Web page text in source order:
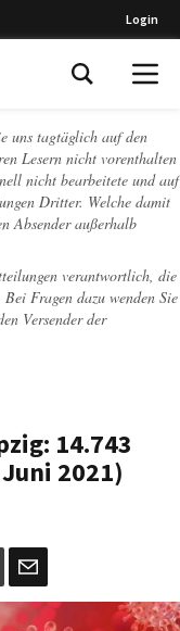
Login
uns tagtäglich auf den
Lesern nicht vorenthalten
nicht bearbeitete und auf
Dritter. Welche damit
Absender außerhalb
verantwortlich, die
Fragen dazu wenden Sie
Versender der
14.743
2021)